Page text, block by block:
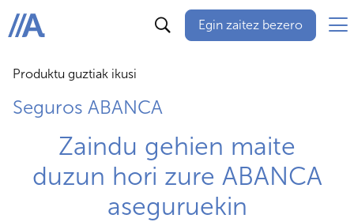
ABANCA
Egin zaitez bezero
Produktu guztiak ikusi
Seguros ABANCA
Zaindu gehien maite
duzun hori zure ABANCA
aseguruekin